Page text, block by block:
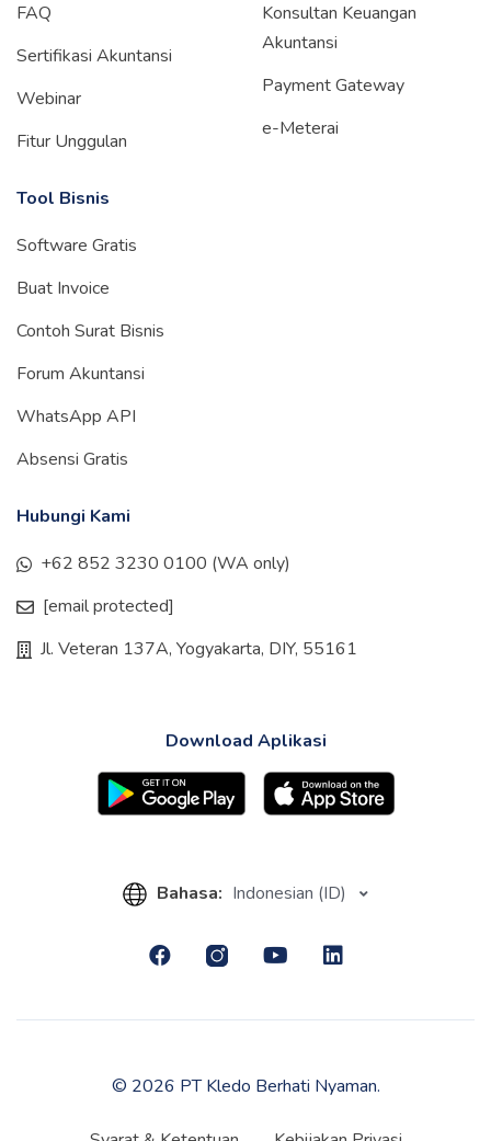
FAQ
Sertifikasi Akuntansi
Webinar
Fitur Unggulan
Konsultan Keuangan
Akuntansi
Payment Gateway
e-Meterai
Tool Bisnis
Software Gratis
Buat Invoice
Contoh Surat Bisnis
Forum Akuntansi
WhatsApp API
Absensi Gratis
Hubungi Kami
+62 852 3230 0100 (WA only)
[email protected]
Jl. Veteran 137A, Yogyakarta, DIY, 55161
Download Aplikasi
Bahasa: Indonesian (ID)
© 2026 PT Kledo Berhati Nyaman.